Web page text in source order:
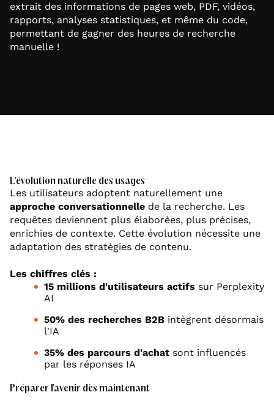
extrait des informations de pages web, PDF, vidéos,
rapports, analyses statistiques, et même du code,
permettant de gagner des heures de recherche
manuelle !
L'évolution naturelle des usages
Les utilisateurs adoptent naturellement une
approche conversationnelle de la recherche. Les
requêtes deviennent plus élaborées, plus précises,
enrichies de contexte. Cette évolution nécessite une
adaptation des stratégies de contenu.
Les chiffres clés :
15 millions d'utilisateurs actifs sur Perplexity
AI
50% des recherches B2B intègrent désormais
l'IA
35% des parcours d'achat sont influencés
par les réponses IA
Préparer l'avenir dès maintenant